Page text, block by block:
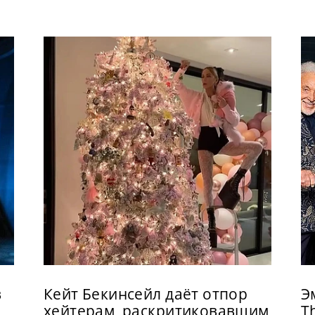
Кейт Бекинсейл даёт отпор
хейтерам, раскритиковавшим